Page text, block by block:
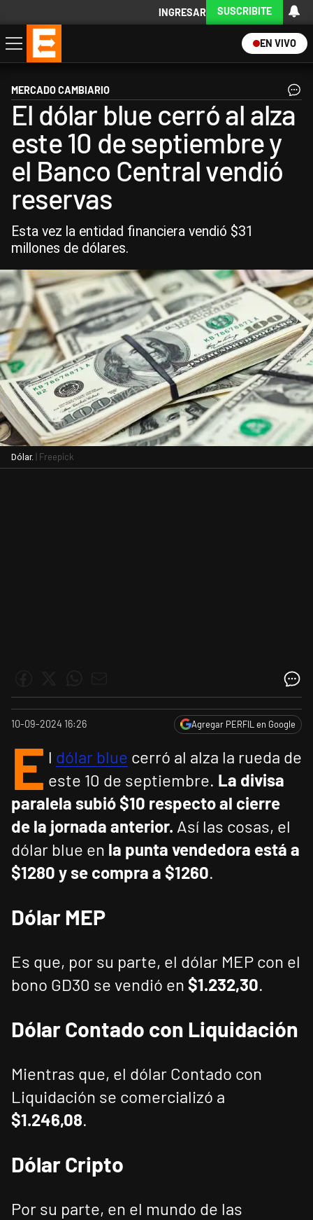
INGRESAR SUSCRIBITE
EN VIVO
Economía
Política
Internacional
Actualidad
Descargá la App
MERCADO CAMBIARIO
El dólar blue cerró al alza
este 10 de septiembre y
el Banco Central vendió
reservas
Esta vez la entidad financiera vendió $31
millones de dólares.
Dólar. | Freepick
10-09-2024 16:26 Agregar PERFIL en Google
E l dólar blue cerró al alza la rueda de
este 10 de septiembre. La divisa
paralela subió $10 respecto al cierre
de la jornada anterior. Así las cosas, el
dólar blue en la punta vendedora está a
$1280 y se compra a $1260.
DólarMEP
Es que, por su parte, el dólar MEP con el
bono GD30 se vendió en $1.232,30.
DólarContado con Liquidación
Mientras que, el dólar Contado con
Liquidación se comercializó a
$1.246,08.
DólarCripto
Por su parte, en el mundo de las